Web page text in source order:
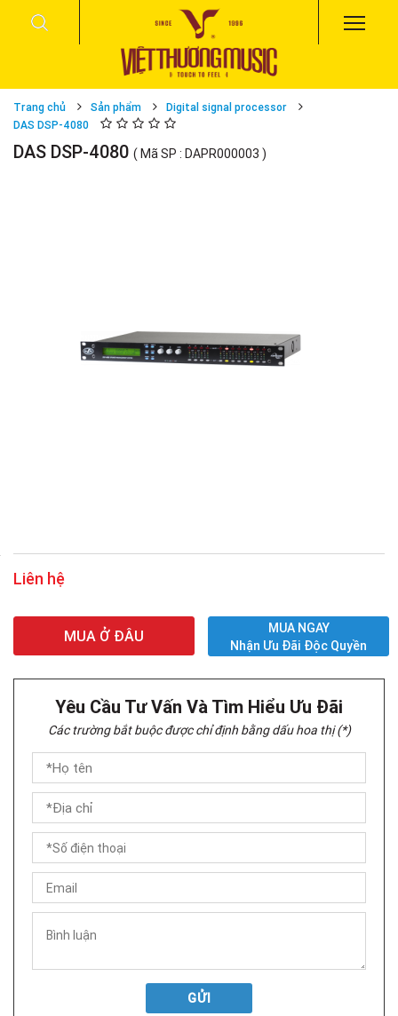
Trang chủ Sản phẩm
Digital signal processor
DAS DSP-4080
DAS DSP-4080 ( Mã SP : DAPR000003 )
Liên hệ
MUA Ở ĐÂU
MUA NGAY
Nhận Ưu Đãi Độc Quyền
Yêu Cầu Tư Vấn Và Tìm Hiểu Ưu Đãi
Các trường bắt buộc được chỉ định bằng dấu hoa thị (*)
GỬI